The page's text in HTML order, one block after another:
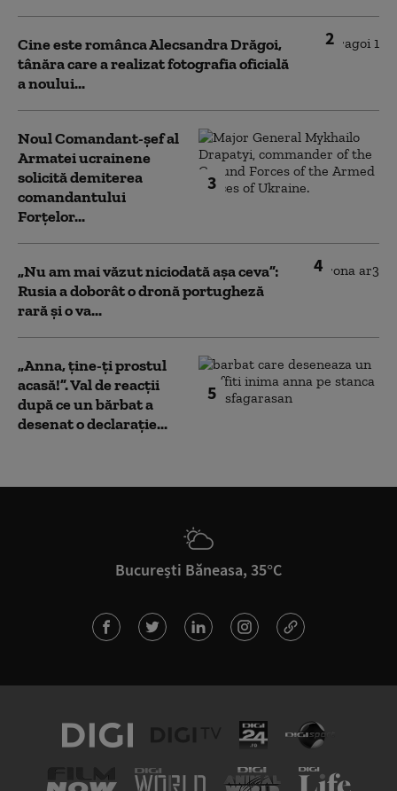
2
Cine este românca Alecsandra Drăgoi,
tânăra care a realizat fotografia oficială
a noului...
3
Noul Comandant-șef al
Armatei ucrainene
solicită demiterea
comandantului
Forțelor...
4
„Nu am mai văzut niciodată așa ceva”:
Rusia a doborât o dronă portugheză
rară și o va...
5
„Anna, ţine-ţi prostul
acasă!”. Val de reacții
după ce un bărbat a
desenat o declarație...
București Băneasa, 35°C